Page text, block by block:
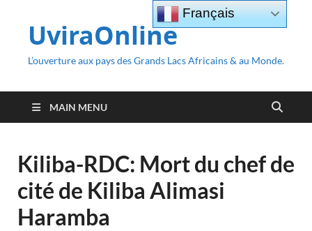
UviraOnline
L’ouverture aux pays des Grands Lacs Africains & au Monde.
MAIN MENU
Kiliba-RDC: Mort du chef de
cité de Kiliba Alimasi
Haramba
Français